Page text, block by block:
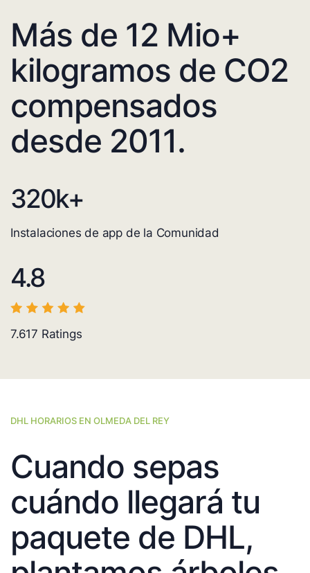
Más de 12 Mio+
kilogramos de CO2
compensados
desde 2011.
320k+
Instalaciones de app de la Comunidad
4.8
7.617 Ratings
DHL HORARIOS EN OLMEDA DEL REY
Cuando sepas
cuándo llegará tu
paquete de DHL,